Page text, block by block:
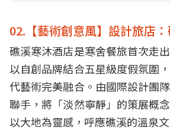
02.【藝術創意風】設計旅店
礁溪寒沐酒店是寒舍餐旅首次走
以自創品牌結合五星級度假氛圍
代藝術完美融合。由國際設計團
聯手，將「淡然寧靜」的策展概
以大地為靈感，呼應礁溪的溫泉